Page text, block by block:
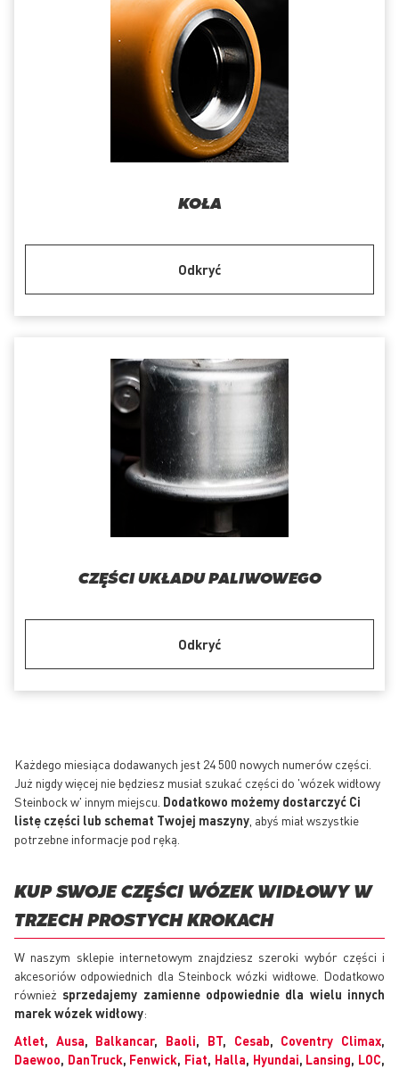
KOŁA
Odkryć
CZĘŚCI UKŁADU PALIWOWEGO
Odkryć
Każdego miesiąca dodawanych jest 24 500 nowych numerów części.
Już nigdy więcej nie będziesz musiał szukać części do 'wózek widłowy
Steinbock w' innym miejscu. Dodatkowo możemy dostarczyć Ci
listę części lub schemat Twojej maszyny , abyś miał wszystkie
potrzebne informacje pod ręką.
KUP SWOJE CZĘŚCI WÓZEK WIDŁOWY W
TRZECH PROSTYCH KROKACH
W naszym sklepie internetowym znajdziesz szeroki wybór części i
akcesoriów odpowiednich dla Steinbock wózki widłowe. Dodatkowo
równieżsprzedajemy zamienne odpowiednie dla wielu innych
marek wózek widłowy:
Atlet, Ausa, Balkancar, Baoli, BT, Cesab, Coventry Climax,
Daewoo, DanTruck, Fenwick, Fiat, Halla, Hyundai, Lansing, LOC,